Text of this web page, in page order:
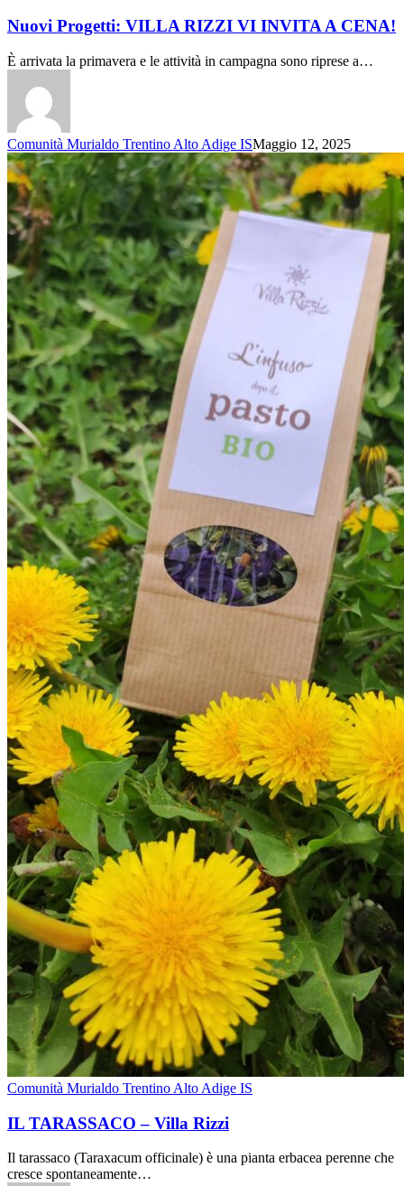
Nuovi Progetti: VILLA RIZZI VI INVITA A CENA!
È arrivata la primavera e le attività in campagna sono riprese a…
Comunità Murialdo Trentino Alto Adige ISMaggio 12, 2025
Comunità Murialdo Trentino Alto Adige IS
IL TARASSACO – Villa Rizzi
Il tarassaco (Taraxacum officinale) è una pianta erbacea perenne che
cresce spontaneamente…